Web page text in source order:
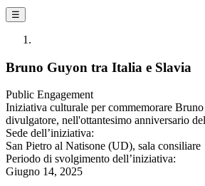
☰
Bruno Guyon tra Italia e Slavia
Public Engagement
Iniziativa culturale per commemorare
divulgatore, nell'ottantesimo anniversario
Sede dell’iniziativa:
San Pietro al Natisone (UD), sala consiliare
Periodo di svolgimento dell’iniziativa:
Giugno 14, 2025